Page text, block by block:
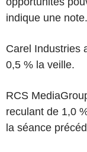
indique une note.
Carel Industries
0,5 % la veille.
RCS
reculant de 1,0
la séance